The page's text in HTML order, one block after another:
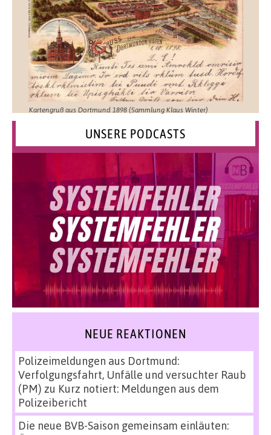
Kartengruß aus Dortmund 1898 (Sammlung Klaus Winter)
UNSERE PODCASTS
NEUE REAKTIONEN
Polizeimeldungen aus Dortmund:
Verfolgungsfahrt, Unfälle und versuchter Raub
(PM) zu Kurz notiert: Meldungen aus dem
Polizeibericht
Die neue BVB-Saison gemeinsam einläuten: